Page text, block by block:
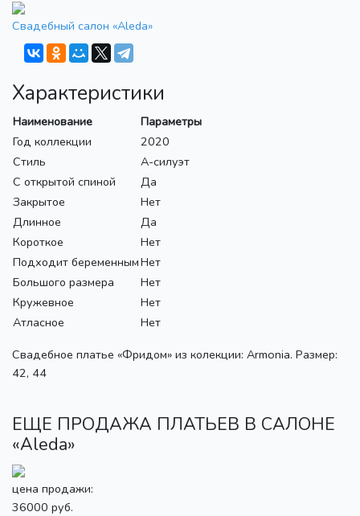
Свадебный салон «Aleda»
Характеристики
Наименование
Параметры
Год коллекции
2020
Стиль
А-силуэт
С открытой спиной
Да
Закрытое
Нет
Длинное
Да
Короткое
Нет
Подходит беременнымНет
Большого размера
Нет
Кружевное
Нет
Атласное
Нет
Свадебное платье «Фридом» из колекции: Armonia. Размер:
42, 44
ЕЩЕ ПРОДАЖА ПЛАТЬЕВ В САЛОНЕ
«Aleda»
цена продажи:
36000 руб.